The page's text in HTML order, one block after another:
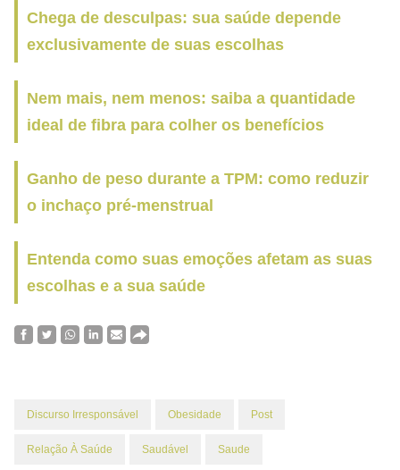
Chega de desculpas: sua saúde depende
exclusivamente de suas escolhas
Nem mais, nem menos: saiba a quantidade
ideal de fibra para colher os benefícios
Ganho de peso durante a TPM: como reduzir
o inchaço pré-menstrual
Entenda como suas emoções afetam as suas
escolhas e a sua saúde
Discurso Irresponsável Obesidade Post
Relação À Saúde Saudável Saude